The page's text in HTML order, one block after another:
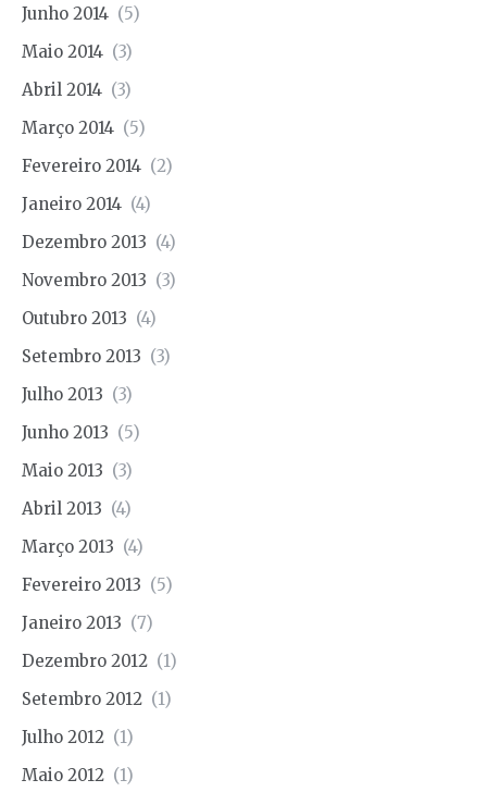
Junho 2014 (5)
Maio 2014 (3)
Abril 2014 (3)
Março 2014 (5)
Fevereiro 2014 (2)
Janeiro 2014 (4)
Dezembro 2013 (4)
Novembro 2013 (3)
Outubro 2013 (4)
Setembro 2013 (3)
Julho 2013 (3)
Junho 2013 (5)
Maio 2013 (3)
Abril 2013 (4)
Março 2013 (4)
Fevereiro 2013 (5)
Janeiro 2013 (7)
Dezembro 2012 (1)
Setembro 2012 (1)
Julho 2012 (1)
Maio 2012 (1)